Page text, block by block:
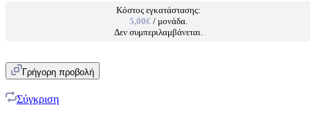
Κόστος εγκατάστασης:
5,00€ / μονάδα.
Δεν συμπεριλαμβάνεται.
Γρήγορη προβολή
Σύγκριση